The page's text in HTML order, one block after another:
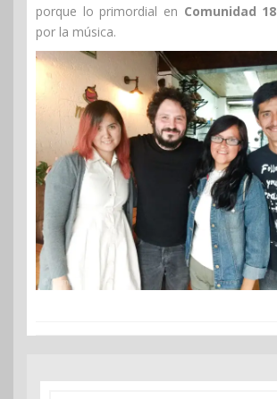
porque lo primordial en Comunidad 18
por la música.